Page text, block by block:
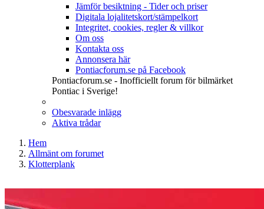
Jämför besiktning - Tider och priser
Digitala lojalitetskort/stämpelkort
Integritet, cookies, regler & villkor
Om oss
Kontakta oss
Annonsera här
Pontiacforum.se på Facebook
Pontiacforum.se - Inofficiellt forum för bilmärket
Pontiac i Sverige!
Obesvarade inlägg
Aktiva trådar
Hem
Allmänt om forumet
Klotterplank